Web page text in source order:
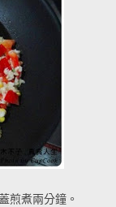
煎煮兩分鐘。